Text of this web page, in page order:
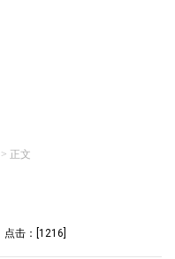
> 正文
点击：[ 1216